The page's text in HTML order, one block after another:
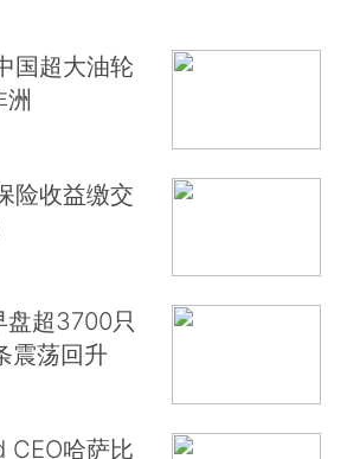
国超大油轮
险收益缴交
盘超3700只
震荡回升
CEO哈萨比